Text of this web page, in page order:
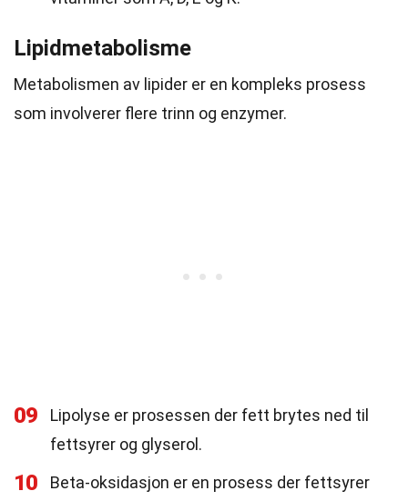
Lipidmetabolisme
Metabolismen av lipider er en kompleks prosess
som involverer flere trinn og enzymer.
09
Lipolyse er prosessen der fett brytes ned til
fettsyrer og glyserol.
10
Beta-oksidasjon er en prosess der fettsyrer